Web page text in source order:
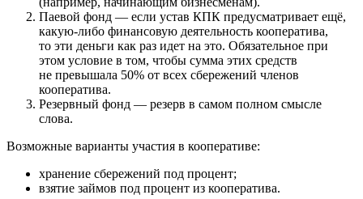
Паевой фонд — если устав КПК предусматривает ещё,
какую-либо финансовую деятельность кооператива,
то эти деньги как раз идет на это. Обязательное при
этом условие в том, чтобы сумма этих средств
не превышала 50% от всех сбережений членов
кооператива.
Резервный фонд — резерв в самом полном смысле
слова.
Возможные варианты участия в кооперативе:
хранение сбережений под процент;
взятие займов под процент из кооператива.